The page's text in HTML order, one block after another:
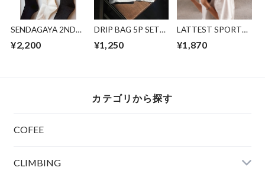
SENDAGAYA 2ND
SOCKS
¥2,200
DRIP BAG 5P SET
¥1,250
LATTEST SPORTS
拭い
¥1,870
カテゴリから探す
COFEE
CLIMBING